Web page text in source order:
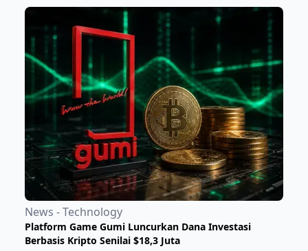
News - Technology
Platform Game Gumi Luncurkan Dana Investasi
Berbasis Kripto Senilai $18,3 Juta